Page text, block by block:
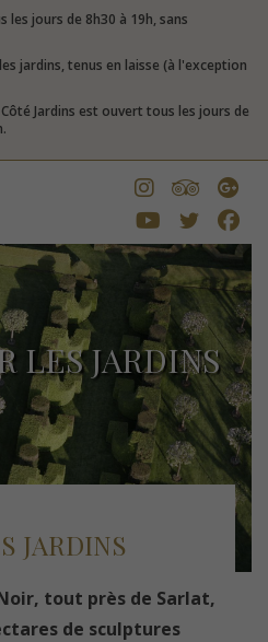
les jours de 8h30 à 19h, sans
jardins, tenus en laisse (à l'exception
Jardins est ouvert tous les jours de
LES JARDINS
JARDINS
tout près de Sarlat,
de sculptures